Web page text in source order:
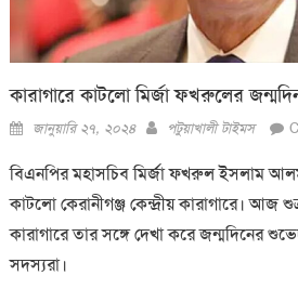
কারাগারে কাটলো মির্জা ফখরুলের
Posted
জানুয়ারি ২৭, ২০২৪ Author
পটুয়াখালী টাইমস
বিএনপির মহাসচিব মির্জা ফখরুল ইসলাম
কাটলো কেরানীগঞ্জ কেন্দ্রীয় কারাগারে। আজ
কারাগারে তার সঙ্গে দেখা করে জন্মদিনের
সদস্যরা।